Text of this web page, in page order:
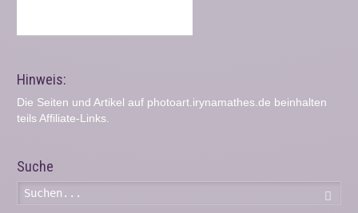
Hinweis:
Die Seiten und Artikel auf photoart.irynamathes.de beinhalten
teils Affiliate-Links.
Suche